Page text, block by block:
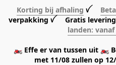
Korting bij afhaling ꪜ
verpakking ꪜ Gratis levering
landen:
🏍️ Effe er van tussen uit 🏍️
met 11/08 zullen op